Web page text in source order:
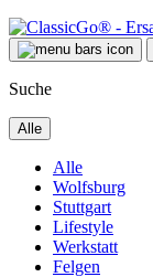
Suche
Alle
Alle
Wolfsburg
Stuttgart
Lifestyle
Werkstatt
Felgen